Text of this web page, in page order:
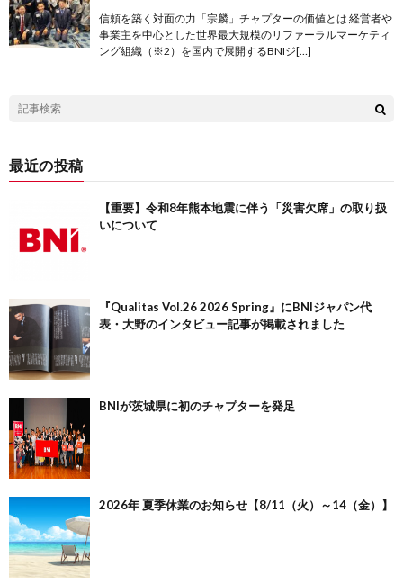
信頼を築く対面の力「宗麟」チャプターの価値とは 経営者や
事業主を中心とした世界最大規模のリファーラルマーケティ
ング組織（※2）を国内で展開するBNIジ[…]
最近の投稿
【重要】令和8年熊本地震に伴う「災害欠席」の取り扱
いについて
『Qualitas Vol.26 2026 Spring』にBNIジャパン代
表・大野のインタビュー記事が掲載されました
BNIが茨城県に初のチャプターを発足
2026年 夏季休業のお知らせ【8/11（火）～14（金）】